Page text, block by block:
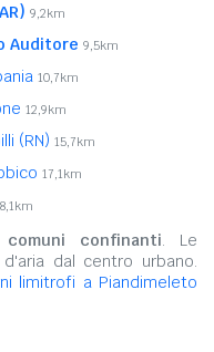
9,2km
Auditore 9,5km
10,7km
12,9km
(RN) 15,7km
17,1km
comuni confinanti. Le
dal centro urbano.
limitrofi a Piandimeleto